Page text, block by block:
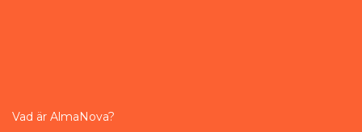
Vad är AlmaNova?